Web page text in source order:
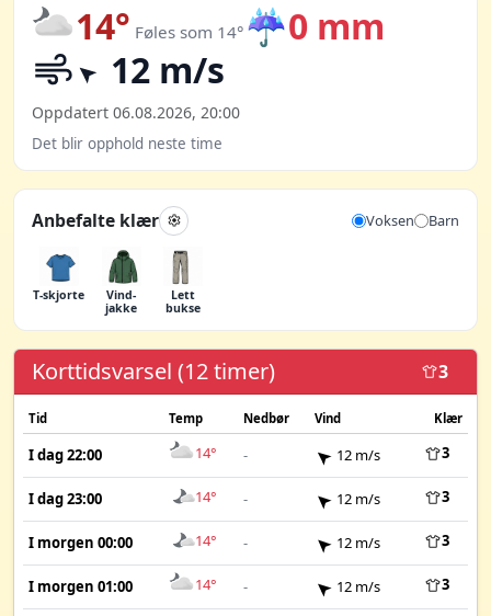
14° Føles som 14° ☔0 mm
12 m/s
Oppdatert 06.08.2026, 20:00
Det blir opphold neste time
Anbefalte klær Voksen Barn
T-skjorte
Vind­
jakke
Lett
bukse
Korttidsvarsel (12 timer) 3
Tid Temp Nedbør Vind Klær
I dag 22:00 14° - 12 m/s 3
I dag 23:00 14° - 12 m/s 3
I morgen 00:00 14° - 12 m/s 3
I morgen 01:00 14° - 12 m/s 3